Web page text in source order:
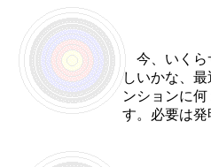
今、いくら
しいかな、
ンションに
す。必要は発